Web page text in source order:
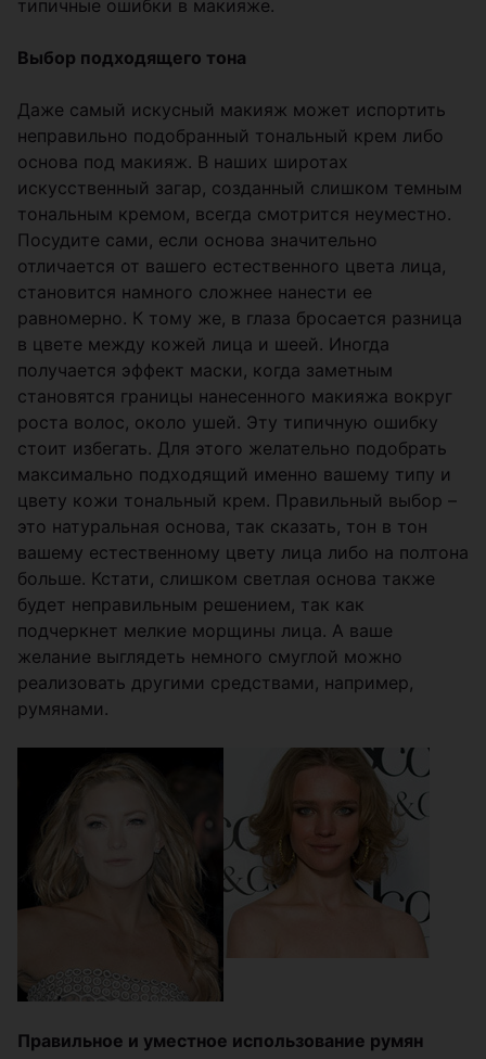
типичные ошибки в макияже.
Выбор подходящего тона
Даже самый искусный макияж может испортить
неправильно подобранный тональный крем либо
основа под макияж. В наших широтах
искусственный загар, созданный слишком темным
тональным кремом, всегда смотрится неуместно.
Посудите сами, если основа значительно
отличается от вашего естественного цвета лица,
становится намного сложнее нанести ее
равномерно. К тому же, в глаза бросается разница
в цвете между кожей лица и шеей. Иногда
получается эффект маски, когда заметным
становятся границы нанесенного макияжа вокруг
роста волос, около ушей. Эту типичную ошибку
стоит избегать. Для этого желательно подобрать
максимально подходящий именно вашему типу и
цвету кожи тональный крем. Правильный выбор –
это натуральная основа, так сказать, тон в тон
вашему естественному цвету лица либо на полтона
больше. Кстати, слишком светлая основа также
будет неправильным решением, так как
подчеркнет мелкие морщины лица. А ваше
желание выглядеть немного смуглой можно
реализовать другими средствами, например,
румянами.
Правильное и уместное использование румян